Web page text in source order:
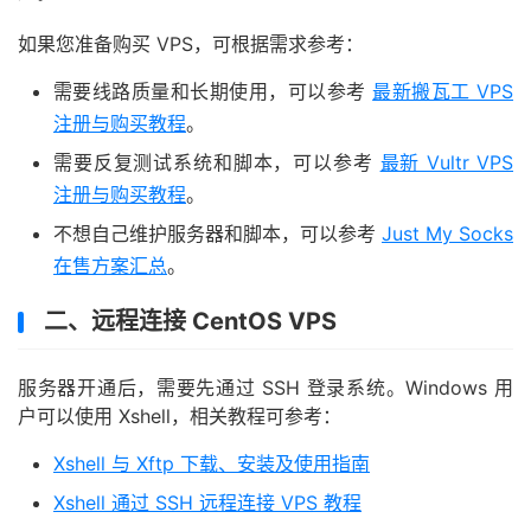
如果您准备购买 VPS，可根据需求参考：
需要线路质量和长期使用，可以参考最新搬瓦工 VPS
注册与购买教程。
需要反复测试系统和脚本，可以参考 最新 Vultr VPS
注册与购买教程。
不想自己维护服务器和脚本，可以参考 Just My Socks
在售方案汇总。
二、远程连接 CentOS VPS
服务器开通后，需要先通过 SSH 登录系统。Windows 用
户可以使用 Xshell，相关教程可参考：
Xshell 与 Xftp 下载、安装及使用指南
Xshell 通过 SSH 远程连接 VPS 教程